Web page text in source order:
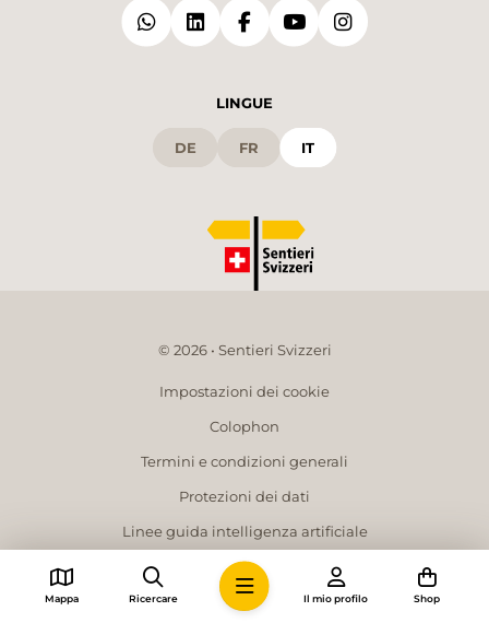
LINGUE
DE FR IT
© 2026 • Sentieri Svizzeri
Impostazioni dei cookie
Colophon
Termini e condizioni generali
Protezioni dei dati
Linee guida intelligenza artificiale
Dati media
Mappa Ricercare Il mio profilo Shop